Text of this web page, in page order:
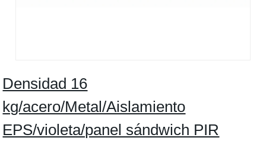
Densidad 16
kg/acero/Metal/Aislamiento
EPS/violeta/panel sándwich PIR